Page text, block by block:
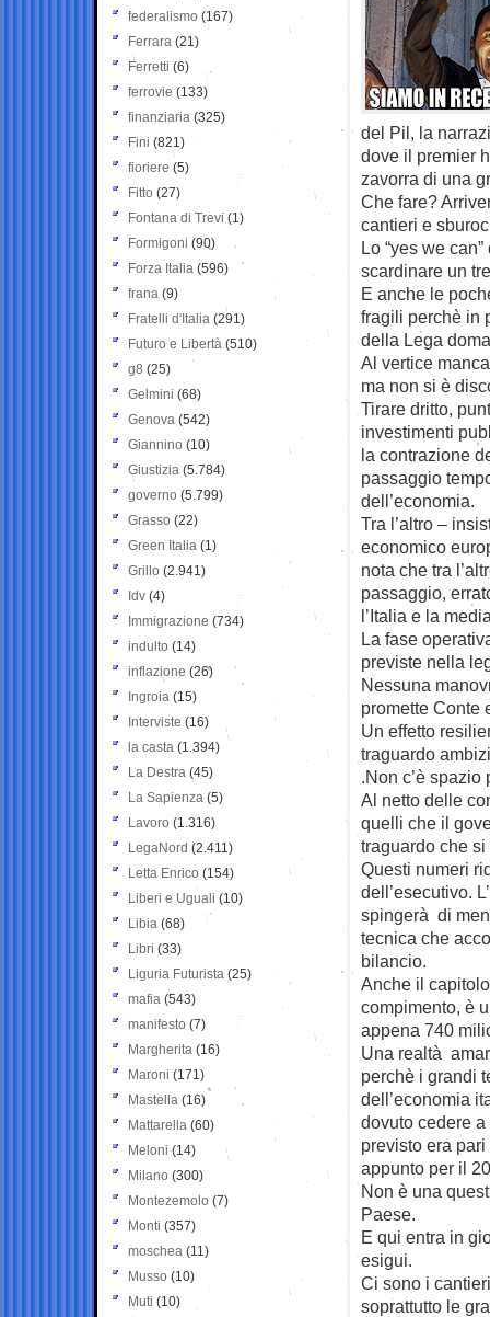
del Pil, la
dove il premier
zavorra di una
Che fare?
cantieri e
Lo “yes we
scardinare un
E anche le
fragili perchè in
della Lega
Al vertice
ma non si è
Tirare dritto,
investimenti
la contrazione
passaggio
dell’economia.
Tra l’altro –
economico
nota che tra
passaggio,
l’Italia e la
La fase
previste nella
Nessuna
promette Conte
Un effetto
traguardo
.Non c’è spazio
Al netto delle
quelli che il
traguardo che
Questi numeri
dell’esecutivo.
spingerà di
tecnica che
bilancio.
Anche il
compimento, è
appena 740
Una realtà
perchè i grandi
dell’economia
dovuto cedere
previsto era
appunto per il
Non è una
Paese.
E qui entra in
esigui.
Ci sono i
soprattutto le
federalismo (167)
Ferrara (21)
Ferretti (6)
ferrovie (133)
finanziaria (325)
Fini (821)
fioriere (5)
Fitto (27)
Fontana di Trevi (1)
Formigoni (90)
Forza Italia (596)
frana (9)
Fratelli d'Italia (291)
Futuro e Libertà (510)
g8 (25)
Gelmini (68)
Genova (542)
Giannino (10)
Giustizia (5.784)
governo (5.799)
Grasso (22)
Green Italia (1)
Grillo (2.941)
Idv (4)
Immigrazione (734)
indulto (14)
inflazione (26)
Ingroia (15)
Interviste (16)
la casta (1.394)
La Destra (45)
La Sapienza (5)
Lavoro (1.316)
LegaNord (2.411)
Letta Enrico (154)
Liberi e Uguali (10)
Libia (68)
Libri (33)
Liguria Futurista (25)
mafia (543)
manifesto (7)
Margherita (16)
Maroni (171)
Mastella (16)
Mattarella (60)
Meloni (14)
Milano (300)
Montezemolo (7)
Monti (357)
moschea (11)
Musso (10)
Muti (10)